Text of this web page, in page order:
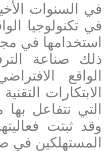
في السنوات
في تكنولوجيا
استخدامها في
ذلك صناعة
الواقع
الابتكارات
التي نتفاعل
وقد ثبتت
المستهلكين في